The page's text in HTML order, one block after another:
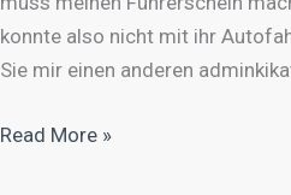
konnte also nicht mit ihr
Sie mir einen anderen
Read More »